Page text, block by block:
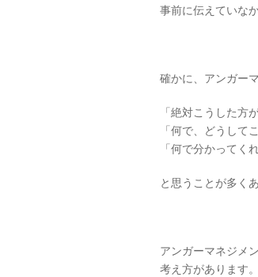
事前に伝えていな
確かに、アンガー
「絶対こうした方
「何で、どうして
「何で分かってく
と思うことが多く
アンガーマネジメ
考え方があります。